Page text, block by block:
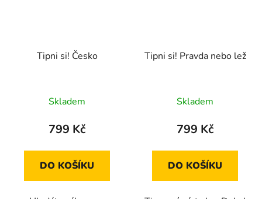
Tipni si! Česko
Skladem
799 Kč
DO KOŠÍKU
Tipni si! Pravda nebo lež
Skladem
799 Kč
DO KOŠÍKU